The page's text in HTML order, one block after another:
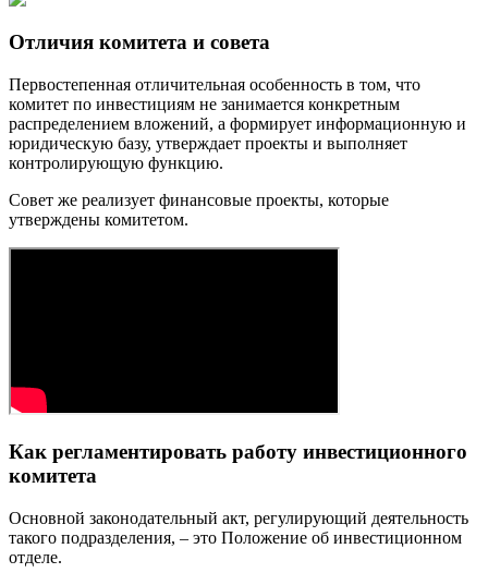
Отличия комитета и совета
Первостепенная отличительная особенность в том, что
комитет по инвестициям не занимается конкретным
распределением вложений, а формирует информационную и
юридическую базу, утверждает проекты и выполняет
контролирующую функцию.
Совет же реализует финансовые проекты, которые
утверждены комитетом.
Как регламентировать работу инвестиционного
комитета
Основной законодательный акт, регулирующий деятельность
такого подразделения, – это Положение об инвестиционном
отделе.